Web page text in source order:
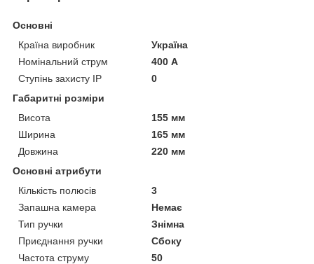
Основні
Країна виробник
Україна
Номінальний струм
400 А
Ступінь захисту IP
0
Габаритні розміри
Висота
155 мм
Ширина
165 мм
Довжина
220 мм
Основні атрибути
Кількість полюсів
3
Запашна камера
Немає
Тип ручки
Знімна
Приєднання ручки
Сбоку
Частота струму
50